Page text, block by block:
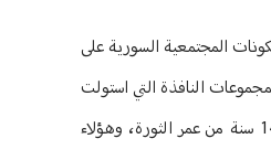
المجتمعية السورية على
النافذة التي استولت
على السلطة لم تراعِ الاعتبارات الليبرالية والتقدمية التي يتميز بها الشعب السوري، ولا هي وقفت عند رأي الذين بذلوا التضحيات الجمَّة خلال 14 سنة من عمر الثورة، وهؤلاء